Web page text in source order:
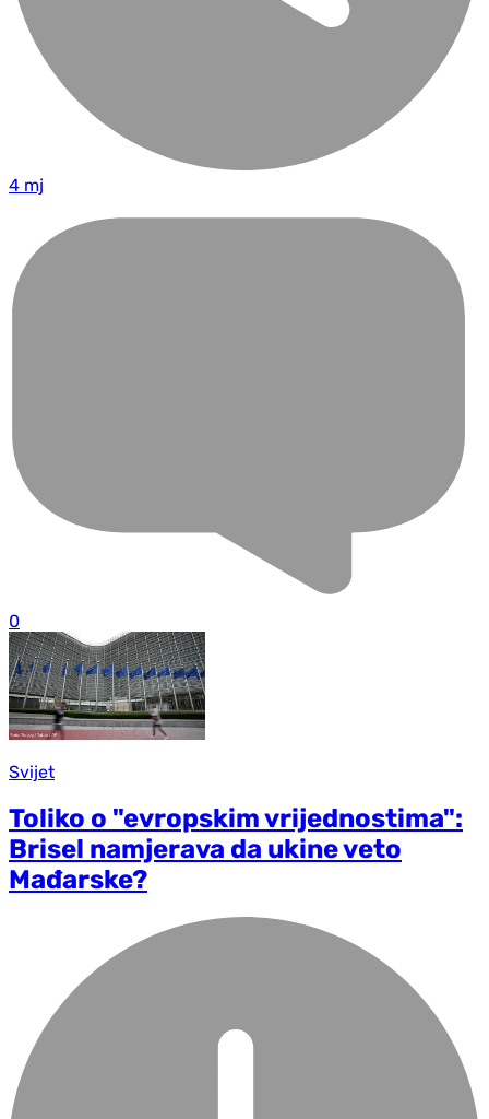
4 mj
0
Svijet
Toliko o "evropskim vrijednostima":
Brisel namjerava da ukine veto
Mađarske?